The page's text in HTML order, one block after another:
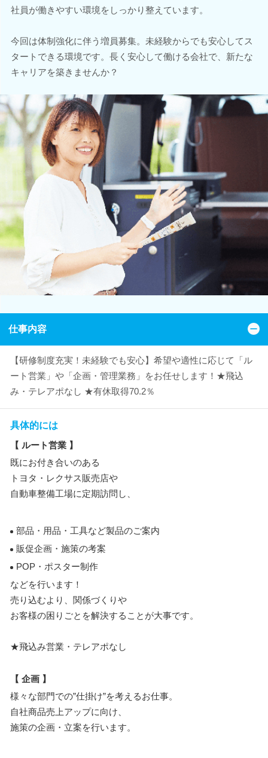
社員が働きやすい環境をしっかり整えています。
今回は体制強化に伴う増員募集。未経験からでも安心してス
タートできる環境です。長く安心して働ける会社で、新たな
キャリアを築きませんか？
仕事内容
【研修制度充実！未経験でも安心】希望や適性に応じて「ル
ート営業」や「企画・管理業務」をお任せします！★飛込
み・テレアポなし ★有休取得70.2％
具体的には
【 ルート営業 】
既にお付き合いのある
トヨタ・レクサス販売店や
自動車整備工場に定期訪問し、
部品・用品・工具など製品のご案内
販促企画・施策の考案
POP・ポスター制作
などを行います！
売り込むより、関係づくりや
お客様の困りごとを解決することが大事です。
★飛込み営業・テレアポなし
【 企画 】
様々な部門での”仕掛け”を考えるお仕事。
自社商品売上アップに向け、
施策の企画・立案を行います。